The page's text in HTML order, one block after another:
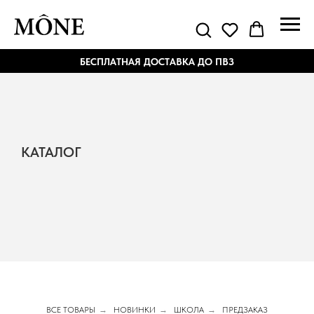
БЕСПЛАТНАЯ ДОСТАВКА ДО ПВЗ
КАТАЛОГ
ВСЕ ТОВАРЫ → НОВИНКИ → ШКОЛА → ПРЕДЗАКАЗ